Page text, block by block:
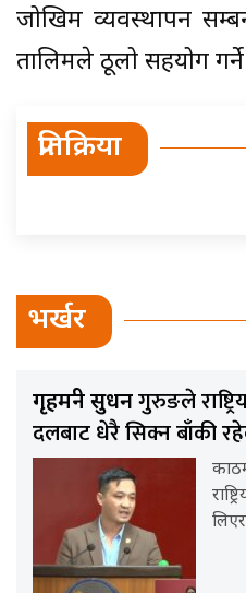
जोखिम व्यवस्थापन
तालिमले ठूलो सहयोग
प्रतिक्रिया
भर्खर
गृहमन्त्री सुधनगुरुङले
दलबाट धेरै सिक्न बाँकी